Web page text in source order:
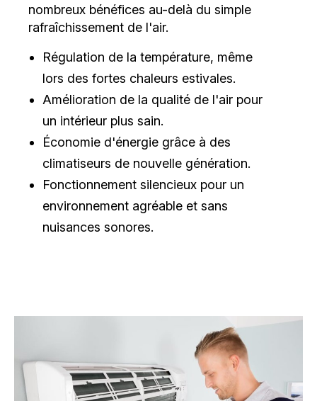
nombreux bénéfices au-delà du simple
rafraîchissement de l'air.
Régulation de la température, même
lors des fortes chaleurs estivales.
Amélioration de la qualité de l'air pour
un intérieur plus sain.
Économie d'énergie grâce à des
climatiseurs de nouvelle génération.
Fonctionnement silencieux pour un
environnement agréable et sans
nuisances sonores.